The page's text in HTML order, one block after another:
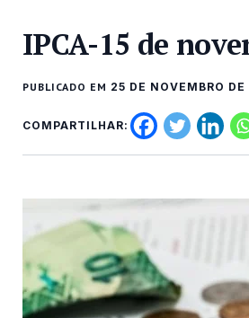
IPCA-15 de
PUBLICADO EM 25 DE NOVEMBRO
COMPARTILHAR: